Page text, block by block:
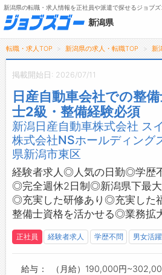
メニュー
トップ
詳細情報で求人を探す
転職支援サービスについて
転職ノウハウ(応募書類の書き方・面接
転職・採用コラム
ジョブズゴーについて
会社概要
新潟県の転職・求人情報を正社員や派遣で探せるジョブズ
新潟県
転職・求人TOP 新潟県の求人・転職TOP 新
掲載開始日: 2026/07/11
日産自動車会社での整
士2級・整備経験必須
新潟日産自動車株式会社 ス
株式会社NSホールディング
県新潟市東区
経験者求人◎人気の日勤◎学歴
◎完全週休2日制◎新潟県下最
◎充実した研修あり◎充実した
整備士資格を活かせる◎業務拡
正社員 経験者求人 学歴不問 男女活
給与
（月給）190,000円